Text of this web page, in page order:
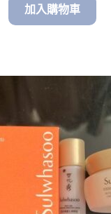
加入購物車